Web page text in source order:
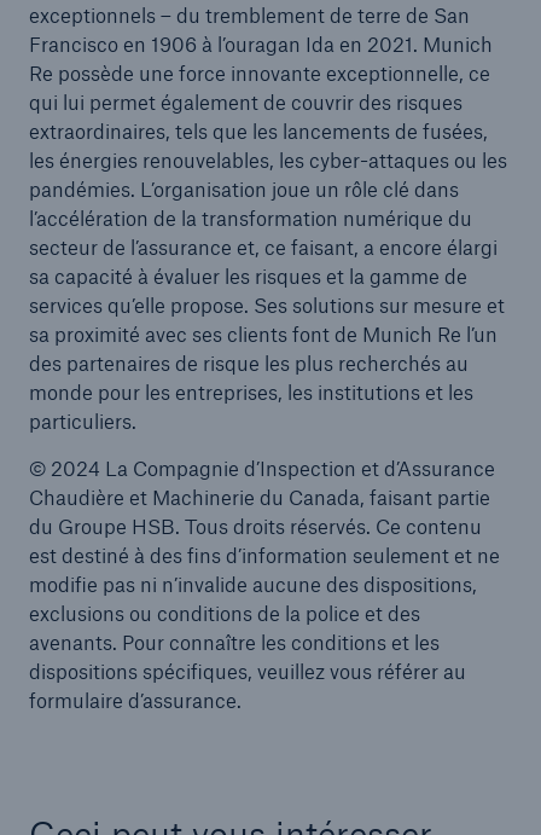
exceptionnels – du tremblement de terre de San
Francisco en 1906 à l’ouragan Ida en 2021. Munich
Re possède une force innovante exceptionnelle, ce
qui lui permet également de couvrir des risques
extraordinaires, tels que les lancements de fusées,
les énergies renouvelables, les cyber-attaques ou les
pandémies. L’organisation joue un rôle clé dans
l’accélération de la transformation numérique du
secteur de l’assurance et, ce faisant, a encore élargi
sa capacité à évaluer les risques et la gamme de
services qu’elle propose. Ses solutions sur mesure et
sa proximité avec ses clients font de Munich Re l’un
des partenaires de risque les plus recherchés au
monde pour les entreprises, les institutions et les
particuliers.
© 2024 La Compagnie d’Inspection et d’Assurance
Chaudière et Machinerie du Canada, faisant partie
du Groupe HSB. Tous droits réservés. Ce contenu
est destiné à des fins d’information seulement et ne
modifie pas ni n’invalide aucune des dispositions,
exclusions ou conditions de la police et des
avenants. Pour connaître les conditions et les
dispositions spécifiques, veuillez vous référer au
formulaire d’assurance.